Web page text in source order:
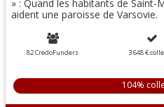
» : Quand les habitants de Saint-
aident une paroisse de Varsovie.
82 CredoFunders 3 648 €
104%